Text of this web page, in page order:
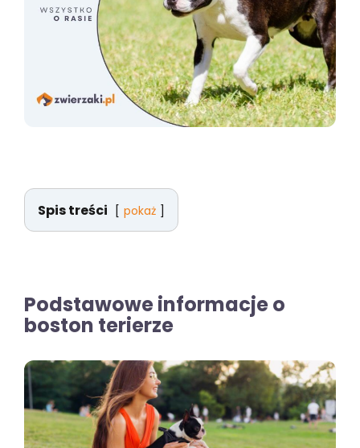
Spis treści pokaż
Podstawowe informacje o
boston terierze